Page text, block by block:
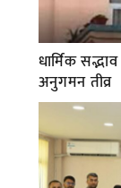
धार्मिक
अनुगमन तीव्र